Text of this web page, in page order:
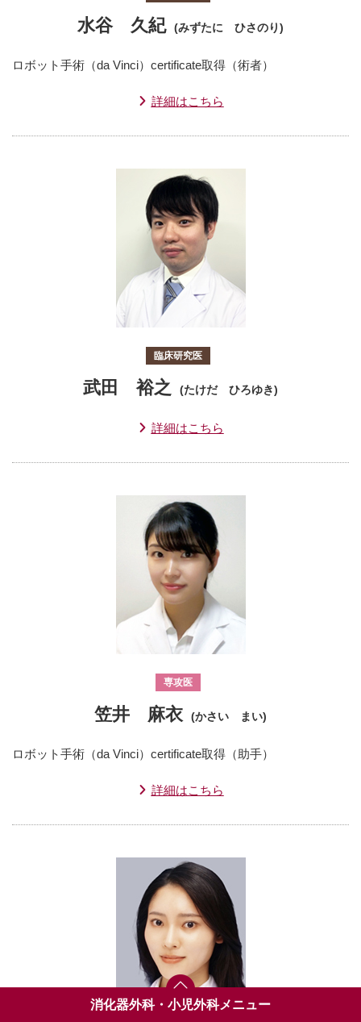
水谷 久紀 (みずたに ひさのり)
ロボット手術（da Vinci）certificate取得（術者）
詳細はこちら
臨床研究医
武田 裕之 (たけだ ひろゆき)
詳細はこちら
専攻医
笠井 麻衣 (かさい まい)
ロボット手術（da Vinci）certificate取得（助手）
詳細はこちら
消化器外科・小児外科メニュー